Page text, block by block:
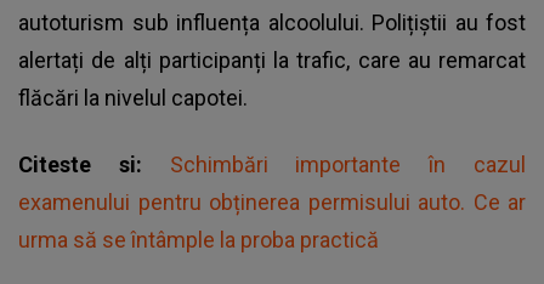
autoturism sub influența alcoolului. Polițiștii au fost
alertați de alți participanți la trafic, care au remarcat
flăcări la nivelul capotei.
Citeste si: Schimbări importante în cazul
examenului pentru obținerea permisului auto. Ce ar
urma să se întâmple la proba practică